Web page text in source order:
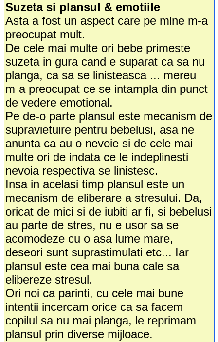
Suzeta si plansul & emotiile
Asta a fost un aspect care pe mine m-a
preocupat mult.
De cele mai multe ori bebe primeste
suzeta in gura cand e suparat ca sa nu
planga, ca sa se linisteasca ... mereu
m-a preocupat ce se intampla din punct
de vedere emotional.
Pe de-o parte plansul este mecanism de
supravietuire pentru bebelusi, asa ne
anunta ca au o nevoie si de cele mai
multe ori de indata ce le indeplinesti
nevoia respectiva se linistesc.
Insa in acelasi timp plansul este un
mecanism de eliberare a stresului. Da,
oricat de mici si de iubiti ar fi, si bebelusi
au parte de stres, nu e usor sa se
acomodeze cu o asa lume mare,
deseori sunt suprastimulati etc... Iar
plansul este cea mai buna cale sa
elibereze stresul.
Ori noi ca parinti, cu cele mai bune
intentii incercam orice ca sa facem
copilul sa nu mai planga, le reprimam
plansul prin diverse mijloace.